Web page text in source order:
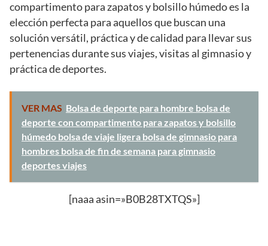
compartimento para zapatos y bolsillo húmedo es la
elección perfecta para aquellos que buscan una
solución versátil, práctica y de calidad para llevar sus
pertenencias durante sus viajes, visitas al gimnasio y
práctica de deportes.
VER MAS Bolsa de deporte para hombre bolsa de
deporte con compartimento para zapatos y bolsillo
húmedo bolsa de viaje ligera bolsa de gimnasio para
hombres bolsa de fin de semana para gimnasio
deportes viajes
[naaa asin=»B0B28TXTQS»]